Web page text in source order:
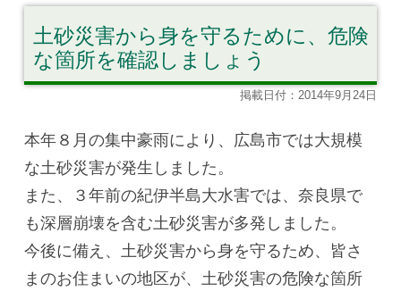
土砂災害から身を守るために、危険
な箇所を確認しましょう
掲載日付：2014年9月24日
本年８月の集中豪雨により、広島市では大規模
な土砂災害が発生しました。
また、３年前の紀伊半島大水害では、奈良県で
も深層崩壊を含む土砂災害が多発しました。
今後に備え、土砂災害から身を守るため、皆さ
まのお住まいの地区が、土砂災害の危険な箇所